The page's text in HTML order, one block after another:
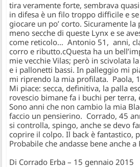
tira veramente forte, sembrava
in difesa è un filo troppo difficile e
giocare un po’ corto. Sicuramente
meno secche di queste Lynx e se
come reticolo… Antonio 51, anni,
corro e ributto.cQuesta ha un
mie vecchie Vilas; però in scivolata
e i pallonetti bassi. In palleggio mi
mi riprendo la mia profilata. Paola,
Mi piace: secca, definitiva, la palla
rovescio bimane fa i buchi per terra,
Sono anni che non cambio la mia
faccio un pensierino. Corrado, 45
si controlla, spingo, anche se devo
coprire il colpo. Il back è fantastico,
Probabile che andasse bene anche a
Di Corrado Erba – 15 gennaio 2015